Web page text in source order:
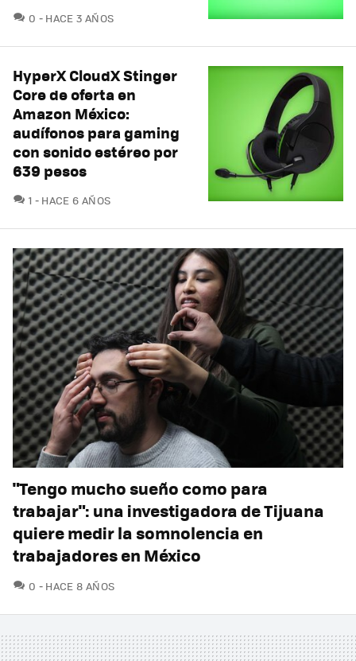
0 COMENTARIOS
HACE 3 AÑOS
HyperX CloudX Stinger
Core de oferta en
Amazon México:
audífonos para gaming
con sonido estéreo por
639 pesos
1 COMENTARIOS
HACE 6 AÑOS
"Tengo mucho sueño como para
trabajar": una investigadora de Tijuana
quiere medir la somnolencia en
trabajadores en México
0 COMENTARIOS
HACE 8 AÑOS